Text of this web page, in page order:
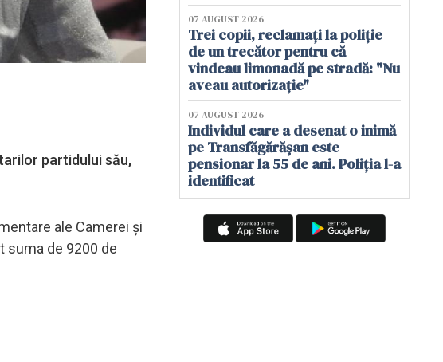
partidului său,
ale Camerei și
suma de 9200 de
07 AUGUST 2026
Trei copii, reclamați la poliție
de un trecător pentru că
vindeau limonadă pe stradă: "Nu
aveau autorizație"
07 AUGUST 2026
Individul care a desenat o inimă
pe Transfăgărășan este
pensionar la 55 de ani. Poliția l-a
identificat